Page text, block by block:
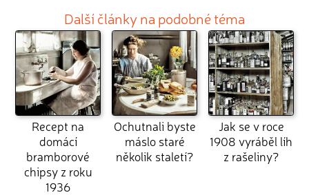
Další články na podobné téma
Recept na
domácí
bramborové
chipsy z roku
1936
Ochutnali byste
máslo staré
několik staletí?
Jak se v roce
1908 vyráběl líh
z rašeliny?